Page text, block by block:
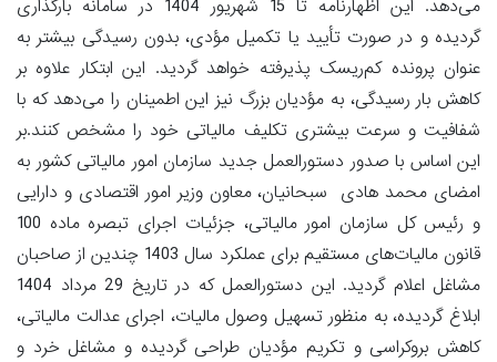
می‌دهد. این اظهارنامه تا 15 شهریور 1404 در سامانه بارگذاری
گردیده و در صورت تأیید یا تکمیل مؤدی، بدون رسیدگی بیشتر به
عنوان پرونده کم‌ریسک پذیرفته خواهد گردید. این ابتکار علاوه بر
کاهش بار رسیدگی، به مؤدیان بزرگ نیز این اطمینان را می‌دهد که با
شفافیت و سرعت بیشتری تکلیف مالیاتی خود را مشخص کنند.بر
این اساس با صدور دستورالعمل جدید سازمان امور مالیاتی کشور به
امضای محمد هادی سبحانیان، معاون وزیر امور اقتصادی و دارایی
و رئیس کل سازمان امور مالیاتی، جزئیات اجرای تبصره ماده 100
قانون مالیات‌های مستقیم برای عملکرد سال 1403 چندین از صاحبان
مشاغل اعلام گردید. این دستورالعمل که در تاریخ 29 مرداد 1404
ابلاغ گردیده، به منظور تسهیل وصول مالیات، اجرای عدالت مالیاتی،
کاهش بروکراسی و تکریم مؤدیان طراحی گردیده و مشاغل خرد و